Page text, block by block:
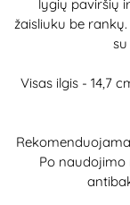
lygių paviršių
žaisliuku be
Visas ilgis - 14,7
Po